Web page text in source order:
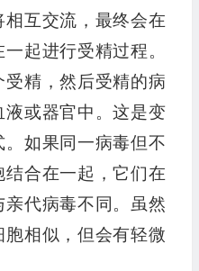
互交流，最终会在
起进行受精过程。
精，然后受精的病
或器官中。这是变
如果同一病毒但不
结合在一起，它们在
代病毒不同。虽然
相似，但会有轻微